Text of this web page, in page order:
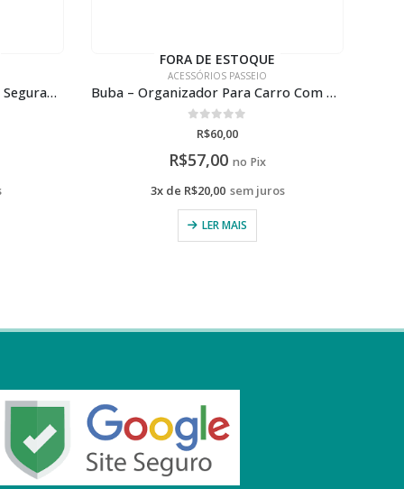
Buba – Organizador Para Carro Com Case Para Tablet
FORA DE ESTOQUE
ACESSÓRIOS PASSEIO
Safety 1st Protetor de Banco
de 5
R$160,00
R$152,00 no Pix
3x de R$53,33 sem juros
LER MAIS